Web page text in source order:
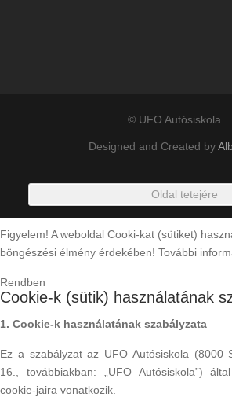
© UFO Autósiskola.
Designed and Created by
Oldal tetejére
Figyelem! A weboldal Cooki-kat (sütiket)
böngészési élmény érdekében! További
Rendben
Cookie-k (sütik) használatának
1. Cookie-k használatának szabályzata
Ez a szabályzat az UFO Autósiskola (8000
16., továbbiakban: „UFO Autósiskola”)
cookie-jaira vonatkozik.